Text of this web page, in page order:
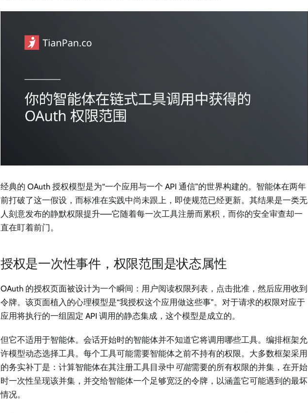
经典的 OAuth 授权模型是为“一个应用与一个 API 通信”的世界构建的。智能体在两年
前打破了这一假设，而标准在实践中尚未跟上，即使规范已经更新。其结果是一类无
人刻意发布的静默权限提升——它随着每一次工具注册而累积，而你的安全审查却一
直在盯着前门。
授权是一次性事件，权限范围是状态属性
OAuth 的授权页面被设计为一个瞬间：用户阅读权限列表，点击批准，然后应用收到
令牌。该页面植入的心理模型是“我授权这个应用做这些事”。对于请求的权限对应于
应用将执行的一组固定 API 调用的静态集成，这个模型是成立的。
但它不适用于智能体。会话开始时的智能体并不知道它将调用哪些工具。编排框架允
许模型动态选择工具。每个工具可能需要智能体之前不持有的权限。大多数框架采用
的务实补丁是：计算智能体在其注册工具目录中 可能需要的所有权限的并集，在开始
时一次性呈现该并集，并交给智能体一个足够宽泛的令牌，以涵盖它可能遇到的最坏
情况。